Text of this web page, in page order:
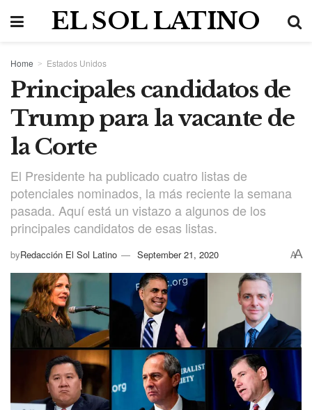
EL SOL LATINO
Home Estados Unidos
Principales candidatos de
Trump para la vacante de
la Corte
El Presidente ha publicado cuatro listas de
potenciales nominados, la más reciente la semana
pasada. Aquí está un vistazo a algunos de los
principales candidatos de esas listas.
byRedacción El Sol Latino September 21, 2020 AA